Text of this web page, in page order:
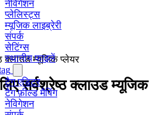
नेविगेशन
प्लेलिस्ट्स
म्यूजिक लाइब्रेरी
संपर्क
सेटिंग्स
स्थानीय फाइलें
टैग एडिटर
टैग फ़ील्ड मैपिंग
नेविगेशन
क्लाउड म्यूजिक प्लेयर
सर्वश्रेष्ठ क्लाउड म्यूजिक